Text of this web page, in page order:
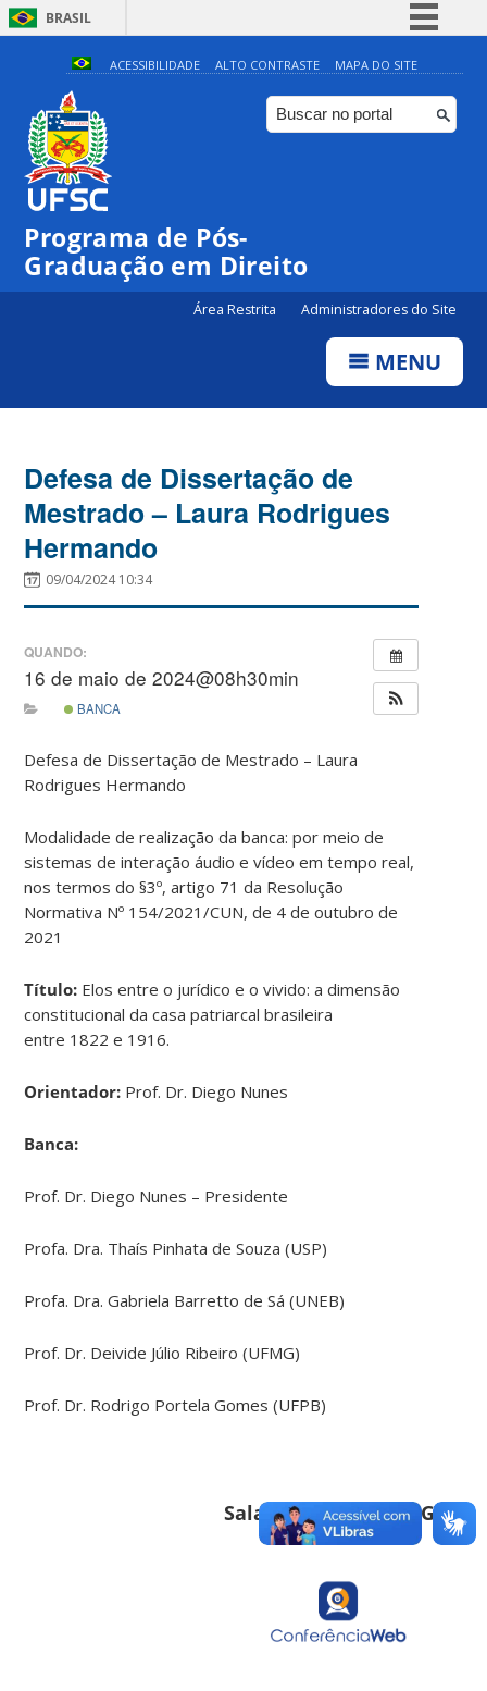
BRASIL
Simplifique!
Comunica BR
Participe
ACESSIBILIDADE ALTO CONTRASTE MAPA DO SITE
Programa de Pós-
Graduação em Direito
Área Restrita Administradores do Site
MENU
Defesa de Dissertação de
Mestrado – Laura Rodrigues
Hermando
09/04/2024 10:34
QUANDO:
16 de maio de 2024@08h30min
BANCA
Defesa de Dissertação de Mestrado – Laura
Rodrigues Hermando
Modalidade de realização da banca: por meio de
sistemas de interação áudio e vídeo em tempo real,
nos termos do §3º, artigo 71 da Resolução
Normativa Nº 154/2021/CUN, de 4 de outubro de
2021
Título: Elos entre o jurídico e o vivido: a dimensão
constitucional da casa patriarcal brasileira
entre 1822 e 1916.
Orientador: Prof. Dr. Diego Nunes
Banca:
Prof. Dr. Diego Nunes – Presidente
Profa. Dra. Thaís Pinhata de Souza (USP)
Profa. Dra. Gabriela Barretto de Sá (UNEB)
Prof. Dr. Deivide Júlio Ribeiro (UFMG)
Prof. Dr. Rodrigo Portela Gomes (UFPB)
Sala de Reuniões PPGD